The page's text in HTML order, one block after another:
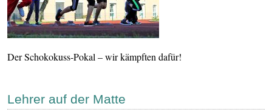
Der Schokokuss-Pokal – wir kämpften dafür!
Lehrer auf der Matte